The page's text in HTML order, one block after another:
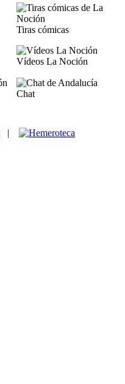
Tiras cómicas
Vídeos La Noción
Chat
|